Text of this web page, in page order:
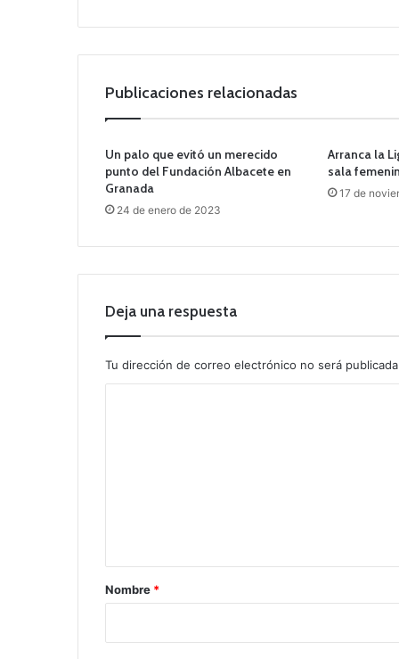
Publicaciones relacionadas
Un palo que evitó un merecido
punto del Fundación Albacete en
Granada
24 de enero de 2023
Arranca la
sala
17 de
Deja una respuesta
Tu dirección de correo electrónico no será
rNombre *